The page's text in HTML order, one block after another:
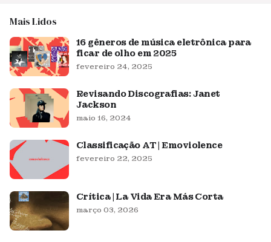
Mais Lidos
16 gêneros de música eletrônica para
ficar de olho em 2025
fevereiro 24, 2025
Revisando Discografias: Janet
Jackson
maio 16, 2024
Classificação AT | Emoviolence
fevereiro 22, 2025
Crítica | La Vida Era Más Corta
março 03, 2026